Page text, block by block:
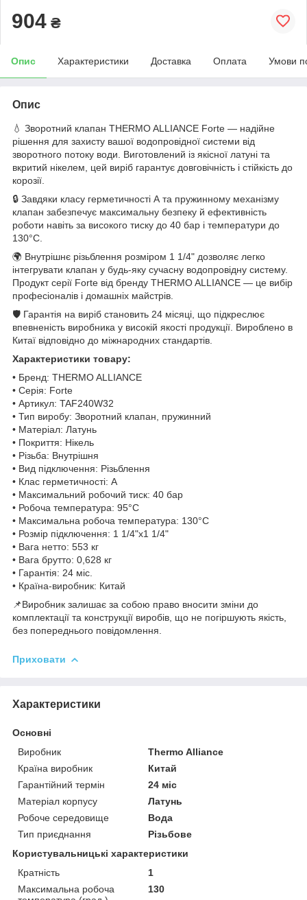
904 ₴
Опис Характеристики Доставка Оплата Умови
Опис
💧 Зворотний клапан THERMO ALLIANCE Forte — надійне
рішення для захисту вашої водопровідної системи від
зворотного потоку води. Виготовлений із якісної латуні та
вкритий нікелем, цей виріб гарантує довговічність і стійкість до
корозії.
🔒 Завдяки класу герметичності А та пружинному механізму
клапан забезпечує максимальну безпеку й ефективність
роботи навіть за високого тиску до 40 бар і температури до
130°С.
🌍 Внутрішнє різьблення розміром 1 1/4" дозволяє легко
інтегрувати клапан у будь-яку сучасну водопровідну систему.
Продукт серії Forte від бренду THERMO ALLIANCE — це вибір
професіоналів і домашніх майстрів.
🛡️ Гарантія на виріб становить 24 місяці, що підкреслює
впевненість виробника у високій якості продукції. Вироблено в
Китаї відповідно до міжнародних стандартів.
Характеристики товару:
• Бренд: THERMO ALLIANCE
• Серія: Forte
• Артикул: TAF240W32
• Тип виробу: Зворотний клапан, пружинний
• Матеріал: Латунь
• Покриття: Нікель
• Різьба: Внутрішня
• Вид підключення: Різьблення
• Клас герметичності: А
• Максимальний робочий тиск: 40 бар
• Робоча температура: 95°C
• Максимальна робоча температура: 130°C
• Розмір підключення: 1 1/4"x1 1/4"
• Вага нетто: 553 кг
• Вага брутто: 0,628 кг
• Гарантія: 24 міс.
• Країна-виробник: Китай
📌Виробник залишає за собою право вносити зміни до
комплектації та конструкції виробів, що не погіршують якість,
без попереднього повідомлення.
Приховати
Характеристики
Основні
Виробник
Thermo Alliance
Країна виробник
Китай
Гарантійний термін
24 міс
Матеріал корпусу
Латунь
Робоче середовище
Вода
Тип приєднання
Різьбове
Користувальницькі характеристики
Кратність
1
Максимальна робоча
130